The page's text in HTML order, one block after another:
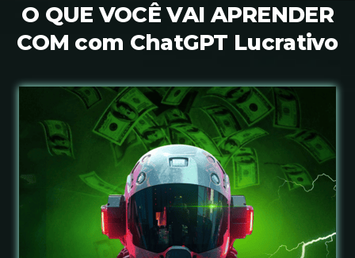
O QUE VOCÊ VAI APRENDER
COM com ChatGPT Lucrativo